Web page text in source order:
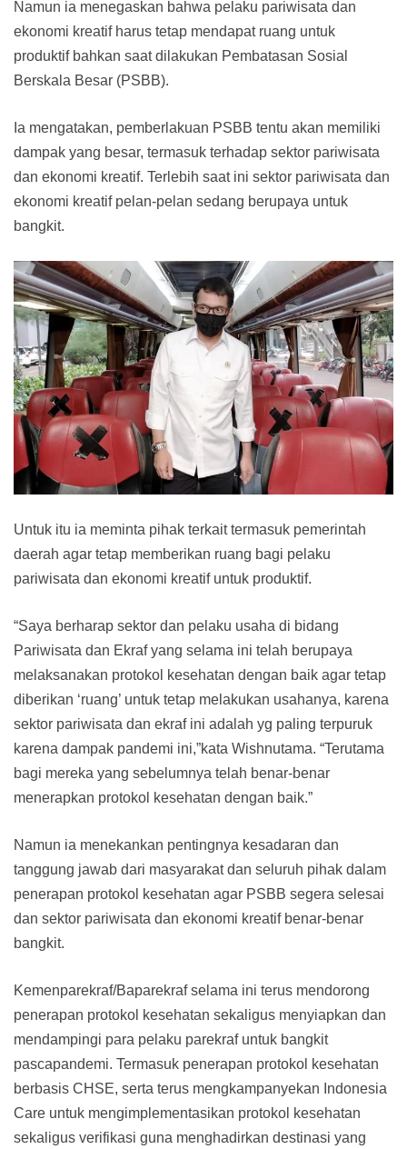
Namun ia menegaskan bahwa pelaku pariwisata dan
ekonomi kreatif harus tetap mendapat ruang untuk
produktif bahkan saat dilakukan Pembatasan Sosial
Berskala Besar (PSBB).
Ia mengatakan, pemberlakuan PSBB tentu akan memiliki
dampak yang besar, termasuk terhadap sektor pariwisata
dan ekonomi kreatif. Terlebih saat ini sektor pariwisata dan
ekonomi kreatif pelan-pelan sedang berupaya untuk
bangkit.
Untuk itu ia meminta pihak terkait termasuk pemerintah
daerah agar tetap memberikan ruang bagi pelaku
pariwisata dan ekonomi kreatif untuk produktif.
“Saya berharap sektor dan pelaku usaha di bidang
Pariwisata dan Ekraf yang selama ini telah berupaya
melaksanakan protokol kesehatan dengan baik agar tetap
diberikan ‘ruang’ untuk tetap melakukan usahanya, karena
sektor pariwisata dan ekraf ini adalah yg paling terpuruk
karena dampak pandemi ini,”kata Wishnutama. “Terutama
bagi mereka yang sebelumnya telah benar-benar
menerapkan protokol kesehatan dengan baik.”
Namun ia menekankan pentingnya kesadaran dan
tanggung jawab dari masyarakat dan seluruh pihak dalam
penerapan protokol kesehatan agar PSBB segera selesai
dan sektor pariwisata dan ekonomi kreatif benar-benar
bangkit.
Kemenparekraf/Baparekraf selama ini terus mendorong
penerapan protokol kesehatan sekaligus menyiapkan dan
mendampingi para pelaku parekraf untuk bangkit
pascapandemi. Termasuk penerapan protokol kesehatan
berbasis CHSE, serta terus mengkampanyekan Indonesia
Care untuk mengimplementasikan protokol kesehatan
sekaligus verifikasi guna menghadirkan destinasi yang